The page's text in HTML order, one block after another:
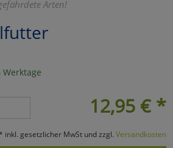
Arten!
12,95 € *
inkl. gesetzlicher MwSt und zzgl. Versandkosten
speichern